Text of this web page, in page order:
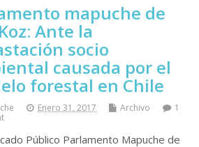
mapuche de
Ante la
socio
causada por el
forestal en Chile
Enero 31, 2017 Archivo
1
Público Parlamento Mapuche de